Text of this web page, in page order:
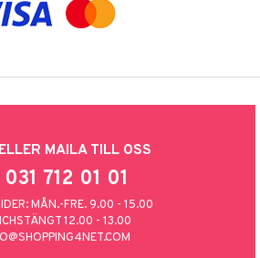
MAILA TILL OSS
712 01 01
MÅN.-FRE. 9.00 - 15.00
12.00 - 13.00